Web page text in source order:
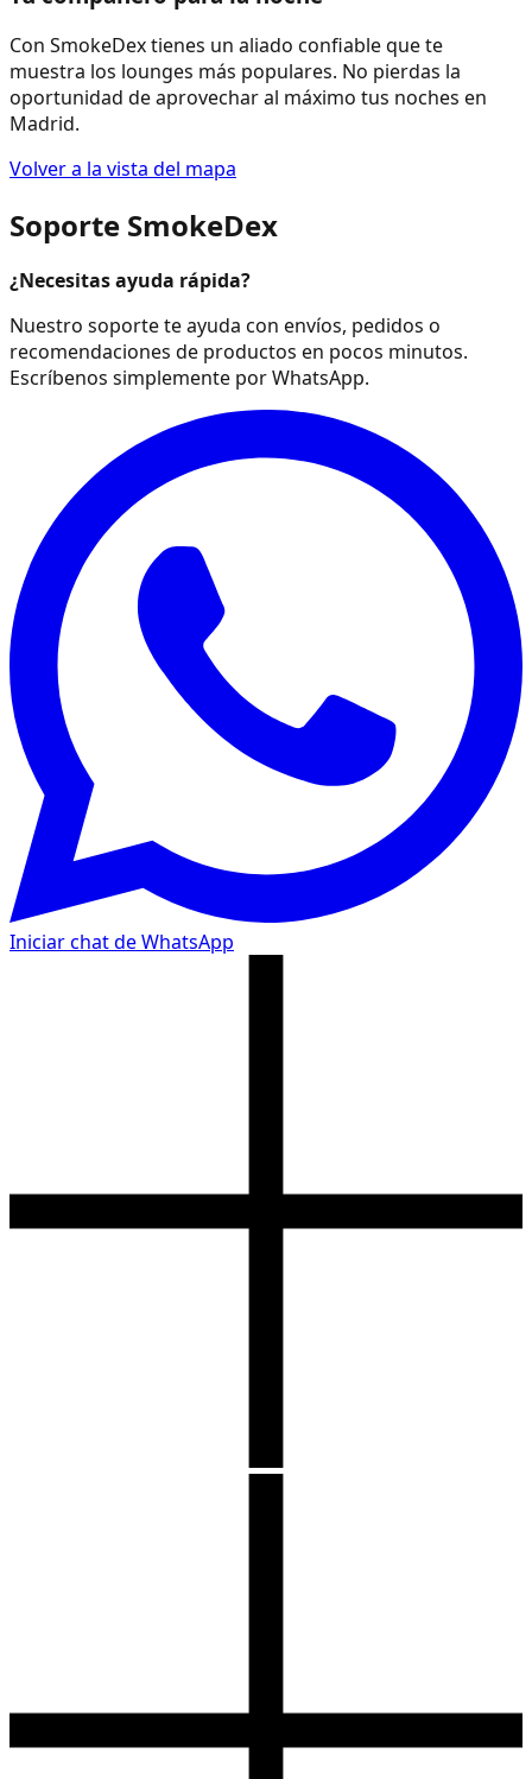
Con SmokeDex tienes un aliado confiable que te
muestra los lounges más populares. No pierdas la
oportunidad de aprovechar al máximo tus noches en
Madrid.
Volver a la vista del mapa
Soporte SmokeDex
¿Necesitas ayuda rápida?
Nuestro soporte te ayuda con envíos, pedidos o
recomendaciones de productos en pocos minutos.
Escríbenos simplemente por WhatsApp.
Iniciar chat de WhatsApp